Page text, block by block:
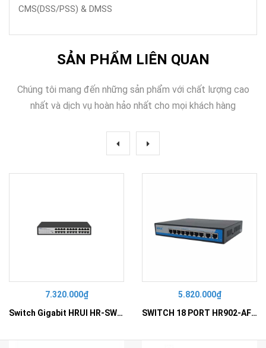
CMS(DSS/PSS) & DMSS
SẢN PHẨM LIÊN QUAN
Chúng tôi mang đến những sản phẩm với chất lượng cao
nhất và dịch vụ hoàn hảo nhất cho mọi khách hàng
7.320.000₫
Switch Gigabit HRUI HR-SWG10240D
5.820.000₫
SWITCH 18 PORT HR902-AF162G-300 – Switch PoE 16 Cổng